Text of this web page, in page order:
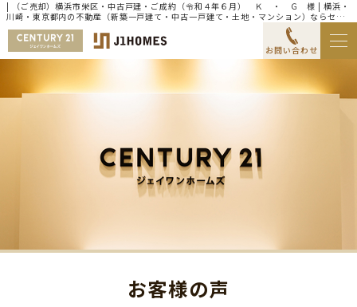
| （ご売却）横浜市栄区・中古戸建・ご成約（令和４年６月） Ｋ ・ Ｇ 様 | 横浜・
川崎・東京都内の不動産（新築一戸建て・中古一戸建て・土地・マンション）ならセン
チュリー21ジェイワンホームズ
お問い合わせ
お客様の声